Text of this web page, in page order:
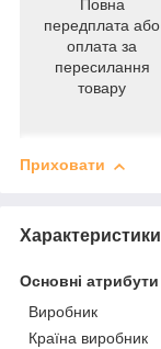
Повна
передплата або
оплата за
пересилання
товару
Приховати
Характеристики
Основні атрибути
Виробник
Країна виробник